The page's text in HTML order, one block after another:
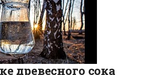
древесного сока